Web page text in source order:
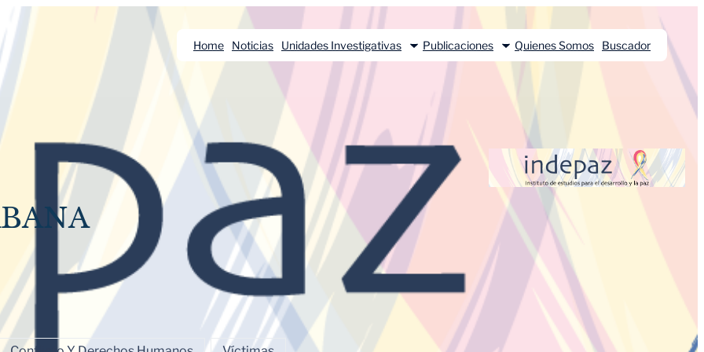
Home Noticias Unidades Investigativas Publicaciones Quienes Somos Buscador